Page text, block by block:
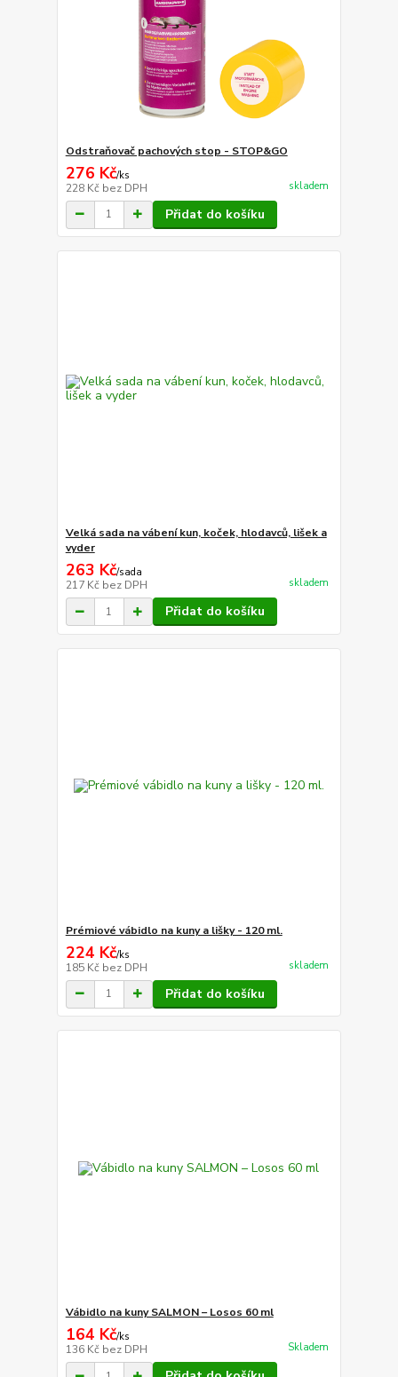
Odstraňovač pachových stop - STOP&GO
276 Kč/ks
228 Kč bez DPH skladem
Přidat do košíku
Velká sada na vábení kun, koček, hlodavců, lišek a
vyder
263 Kč/sada
217 Kč bez DPH skladem
Přidat do košíku
Prémiové vábidlo na kuny a lišky - 120 ml.
224 Kč/ks
185 Kč bez DPH skladem
Přidat do košíku
Vábidlo na kuny SALMON – Losos 60 ml
164 Kč/ks
136 Kč bez DPH Skladem